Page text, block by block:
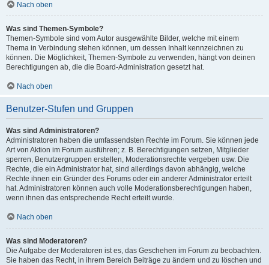
Nach oben
Was sind Themen-Symbole?
Themen-Symbole sind vom Autor ausgewählte Bilder, welche mit einem
Thema in Verbindung stehen können, um dessen Inhalt kennzeichnen zu
können. Die Möglichkeit, Themen-Symbole zu verwenden, hängt von deinen
Berechtigungen ab, die die Board-Administration gesetzt hat.
Nach oben
Benutzer-Stufen und Gruppen
Was sind Administratoren?
Administratoren haben die umfassendsten Rechte im Forum. Sie können jede
Art von Aktion im Forum ausführen; z. B. Berechtigungen setzen, Mitglieder
sperren, Benutzergruppen erstellen, Moderationsrechte vergeben usw. Die
Rechte, die ein Administrator hat, sind allerdings davon abhängig, welche
Rechte ihnen ein Gründer des Forums oder ein anderer Administrator erteilt
hat. Administratoren können auch volle Moderationsberechtigungen haben,
wenn ihnen das entsprechende Recht erteilt wurde.
Nach oben
Was sind Moderatoren?
Die Aufgabe der Moderatoren ist es, das Geschehen im Forum zu beobachten.
Sie haben das Recht, in ihrem Bereich Beiträge zu ändern und zu löschen und